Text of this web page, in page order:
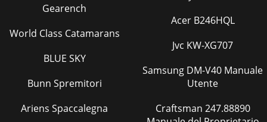
Gearench
World Class Catamarans
BLUE SKY
Bunn Spremitori
Ariens Spaccalegna
Acer B246HQL
Jvc KW-XG707
Samsung DM-V40 Manuale
Utente
Craftsman 247.88890